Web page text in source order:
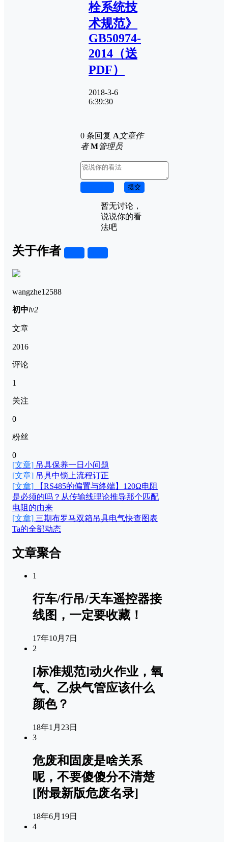
栓系统技
术规范》
GB50974-
2014（送
PDF）
2018-3-6
6:39:30
0 条回复 A文章作
者 M管理员
提交
暂无讨论，
说说你的看
法吧
关于作者
wangzhe12588
初中lv2
文章
2016
评论
1
关注
0
粉丝
0
[文章] 吊具保养一日小问题
[文章] 吊具中锁上流程订正
[文章] 【RS485的偏置与终端】120Ω电阻
是必须的吗？从传输线理论推导那个匹配
电阻的由来
[文章] 三期布罗马双箱吊具电气快查图表
Ta的全部动态
文章聚合
1
行车/行吊/天车遥控器接
线图，一定要收藏！
17年10月7日
2
[标准规范]动火作业，氧
气、乙炔气管应该什么
颜色？
18年1月23日
3
危废和固废是啥关系
呢，不要傻傻分不清楚
[附最新版危废名录]
18年6月19日
4